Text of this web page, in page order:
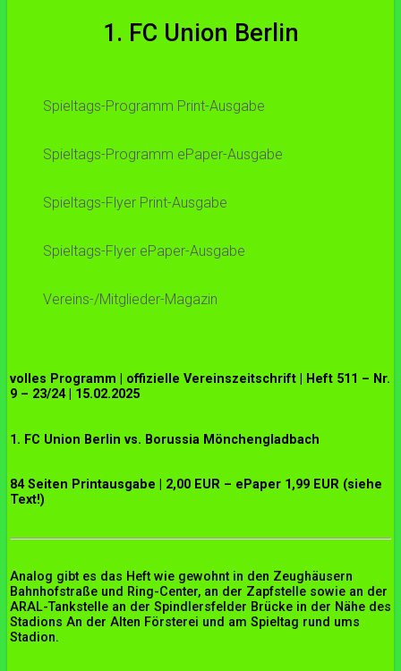
1. FC Union Berlin
Spieltags-Programm Print-Ausgabe
Spieltags-Programm ePaper-Ausgabe
Spieltags-Flyer Print-Ausgabe
Spieltags-Flyer ePaper-Ausgabe
Vereins-/Mitglieder-Magazin
volles Programm | offizielle Vereinszeitschrift | Heft 511 – Nr.
9 – 23/24 | 15.02.2025
1. FC Union Berlin vs. Borussia Mönchengladbach
84 Seiten Printausgabe | 2,00 EUR – ePaper 1,99 EUR (siehe
Text!)
Analog gibt es das Heft wie gewohnt in den Zeughäusern
Bahnhofstraße und Ring-Center, an der Zapfstelle sowie an der
ARAL-Tankstelle an der Spindlersfelder Brücke in der Nähe des
Stadions An der Alten Försterei und am Spieltag rund ums
Stadion.